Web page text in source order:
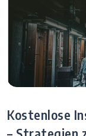
Kostenlose